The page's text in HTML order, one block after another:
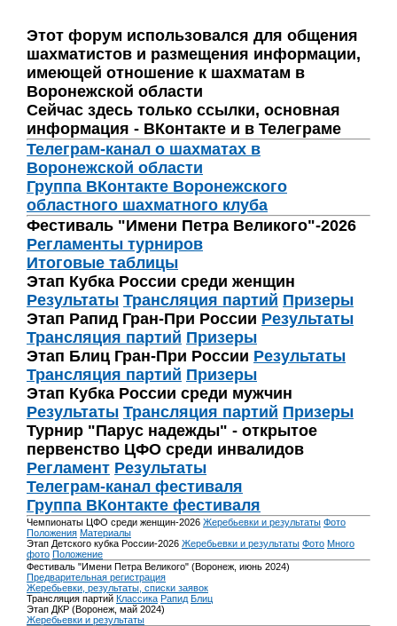
Этот форум использовался для общения
шахматистов и размещения информации,
имеющей отношение к шахматам в
Воронежской области
Сейчас здесь только ссылки, основная
информация - ВКонтакте и в Телеграме
Телеграм-канал о шахматах в
Воронежской области
Группа ВКонтакте Воронежского
областного шахматного клуба
Фестиваль "Имени Петра Великого"-2026
Регламенты турниров
Итоговые таблицы
Этап Кубка России среди женщин
Результаты Трансляция партий Призеры
Этап Рапид Гран-При России Результаты
Трансляция партий Призеры
Этап Блиц Гран-При России Результаты
Трансляция партий Призеры
Этап Кубка России среди мужчин
Результаты Трансляция партий Призеры
Турнир "Парус надежды" - открытое
первенство ЦФО среди инвалидов
Регламент Результаты
Телеграм-канал фестиваля
Группа ВКонтакте фестиваля
Чемпионаты ЦФО среди женщин-2026 Жеребьевки и результаты Фото
Положения Материалы
Этап Детского кубка России-2026 Жеребьевки и результаты Фото Много
фото Положение
Фестиваль "Имени Петра Великого" (Воронеж, июнь 2024)
Предварительная регистрация
Жеребьевки, результаты, списки заявок
Трансляция партий Классика Рапид Блиц
Этап ДКР (Воронеж, май 2024)
Жеребьевки и результаты